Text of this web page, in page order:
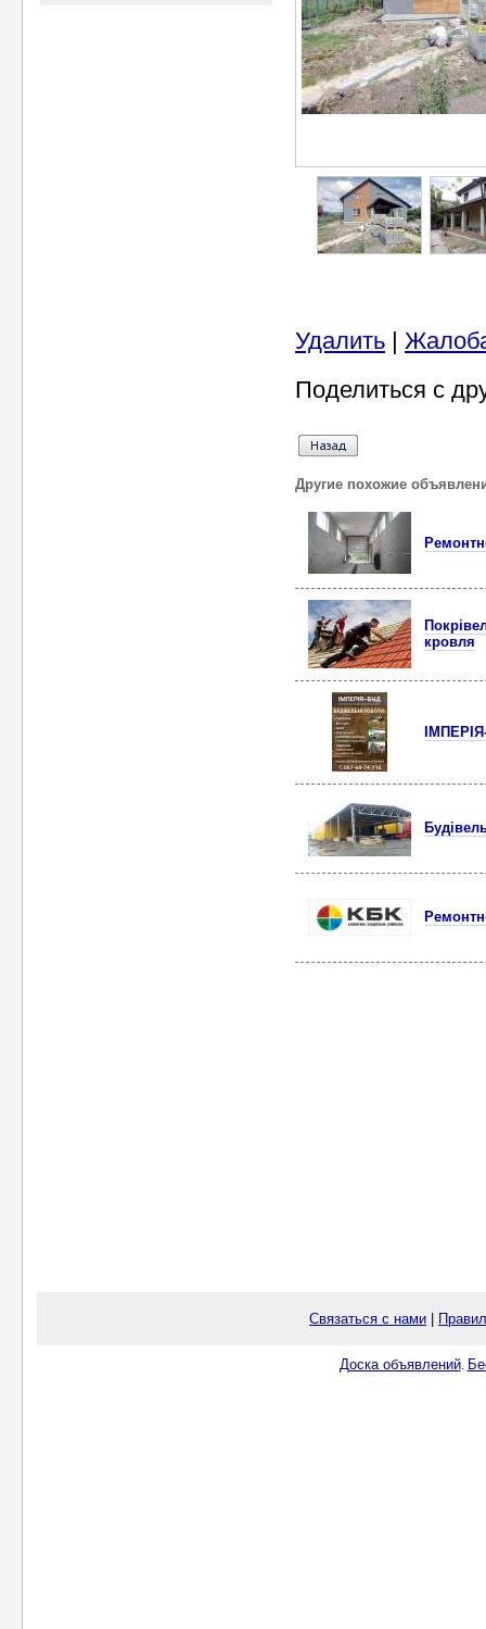
Удалить |
Поделиться с
Другие похожие
кровля
Связаться с нами
Доска объявлений.